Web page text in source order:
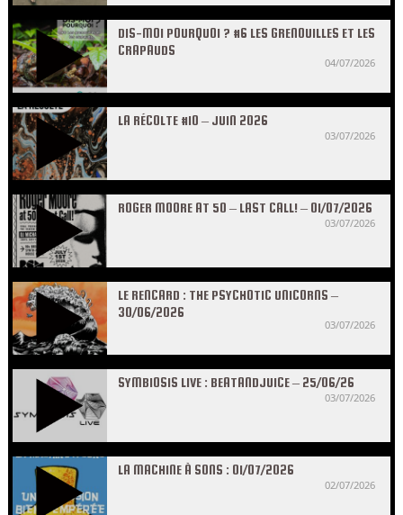
DIS-MOI POURQUOI ? #6 LES GRENOUILLES ET LES
CRAPAUDS
04/07/2026
LA RÉCOLTE #10 – JUIN 2026
03/07/2026
ROGER MOORE AT 50 – LAST CALL! – 01/07/2026
03/07/2026
LE RENCARD : THE PSYCHOTIC UNICORNS –
30/06/2026
03/07/2026
SYMBIOSIS LIVE : BEATANDJUICE – 25/06/26
03/07/2026
LA MACHINE À SONS : 01/07/2026
02/07/2026